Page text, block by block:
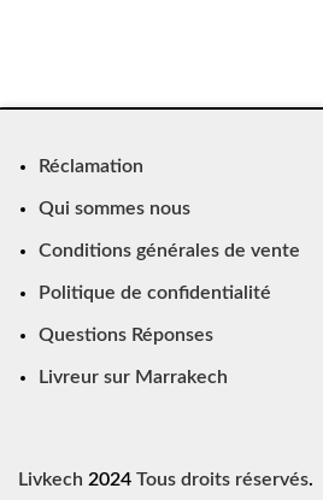
Réclamation
Qui sommes nous
Conditions générales de vente
Politique de confidentialité
Questions Réponses
Livreur sur Marrakech
Livkech 2024Tous droits réservés.